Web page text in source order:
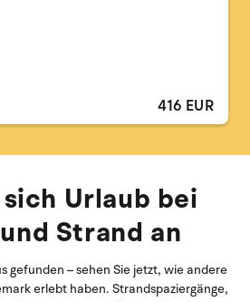
416 EUR
Urlaub bei
Strand an
gefunden – sehen Sie jetzt, wie andere
erlebt haben. Strandspaziergänge,